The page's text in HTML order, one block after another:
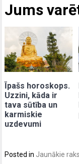
Jums
Īpašs horoskops.
Uzzini, kāda ir
tava sūtība un
karmiskie
uzdevumi
Posted in Jaunākie